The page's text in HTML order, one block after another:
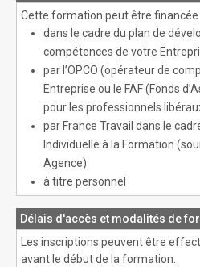
Cette formation peut être financée
dans le cadre du plan de
compétences de votre
par l’OPCO (opérateur de
Entreprise ou le FAF (Fonds
pour les professionnels
par France Travail dans le
Individuelle à la Formation
Agence)
à titre personnel
Délais d'accès et modalités de
Les inscriptions peuvent être
avant le début de la formation.